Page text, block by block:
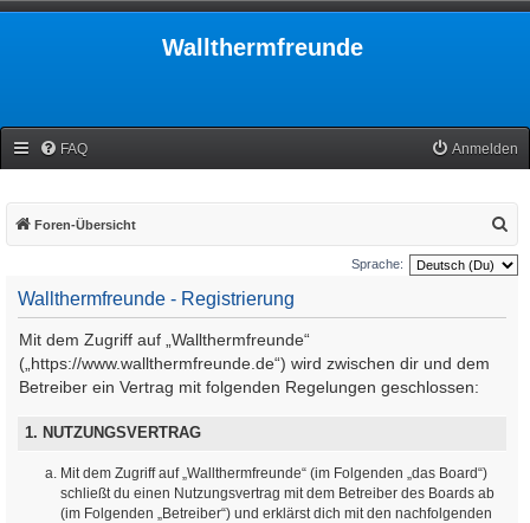
Wallthermfreunde
FAQ Anmelden
Foren-Übersicht
u
c
Sprache:
Wallthermfreunde - Registrierung
Mit dem Zugriff auf „Wallthermfreunde“
(„https://www.wallthermfreunde.de“) wird zwischen dir und dem
Betreiber ein Vertrag mit folgenden Regelungen geschlossen:
1. NUTZUNGSVERTRAG
Mit dem Zugriff auf „Wallthermfreunde“ (im Folgenden „das Board“)
schließt du einen Nutzungsvertrag mit dem Betreiber des Boards ab
(im Folgenden „Betreiber“) und erklärst dich mit den nachfolgenden